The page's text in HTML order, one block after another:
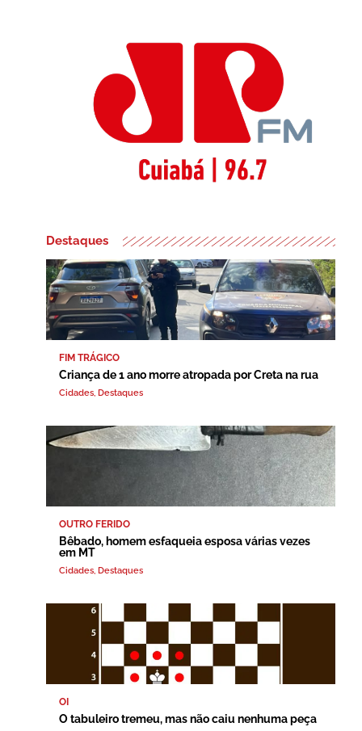
Destaques
FIM TRÁGICO
Criança de 1 ano morre atropada por Creta na rua
Cidades, Destaques
OUTRO FERIDO
Bêbado, homem esfaqueia esposa várias vezes
em MT
Cidades, Destaques
OI
O tabuleiro tremeu, mas não caiu nenhuma peça